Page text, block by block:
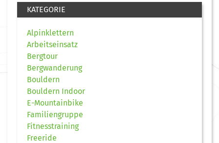
KATEGORIE
Alpinklettern
Arbeitseinsatz
Bergtour
Bergwanderung
Bouldern
Bouldern Indoor
E-Mountainbike
Familiengruppe
Fitnesstraining
Freeride